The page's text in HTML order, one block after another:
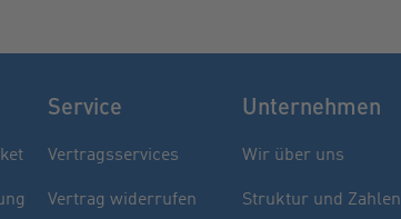
Service
Vertragsservices
Vertrag widerrufen
Unternehmen
Wir über uns
Struktur und Zahlen